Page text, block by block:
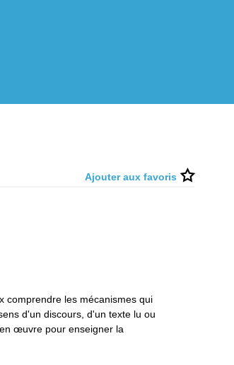
Ajouter aux favoris
comprendre les mécanismes qui
d'un discours, d'un texte lu ou
œuvre pour enseigner la